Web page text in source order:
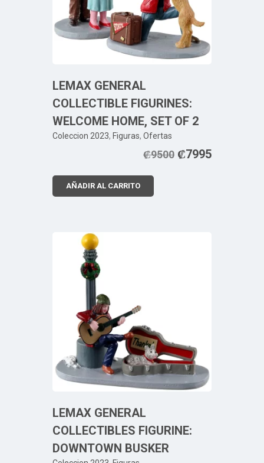
LEMAX GENERAL
COLLECTIBLE FIGURINES:
WELCOME HOME, SET OF 2
Coleccion 2023, Figuras, Ofertas
₡9500 ₡7995
AÑADIR AL CARRITO
LEMAX GENERAL
COLLECTIBLES FIGURINE:
DOWNTOWN BUSKER